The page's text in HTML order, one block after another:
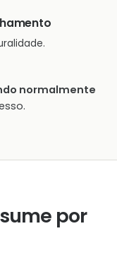
normalmente
por